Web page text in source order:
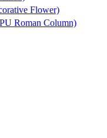
Flower)
Roman Column)